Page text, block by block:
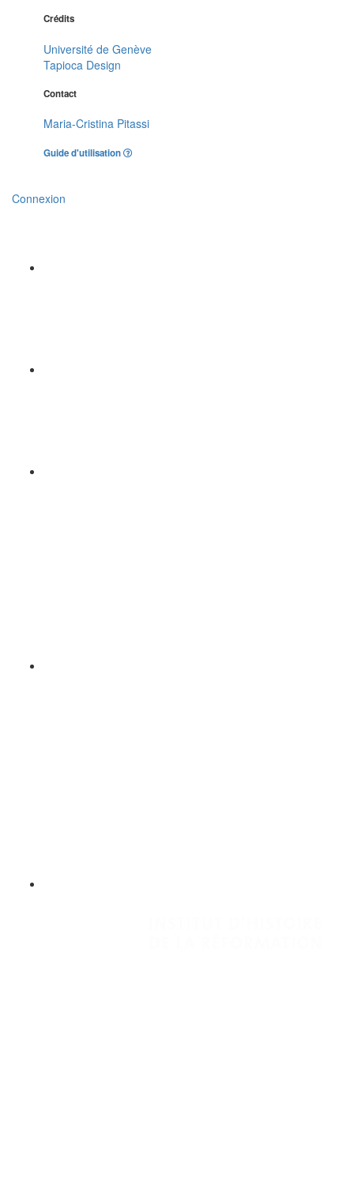
Crédits
Université de Genève
Tapioca Design
Contact
Maria-Cristina Pitassi
Guide d'utilisation
Connexion